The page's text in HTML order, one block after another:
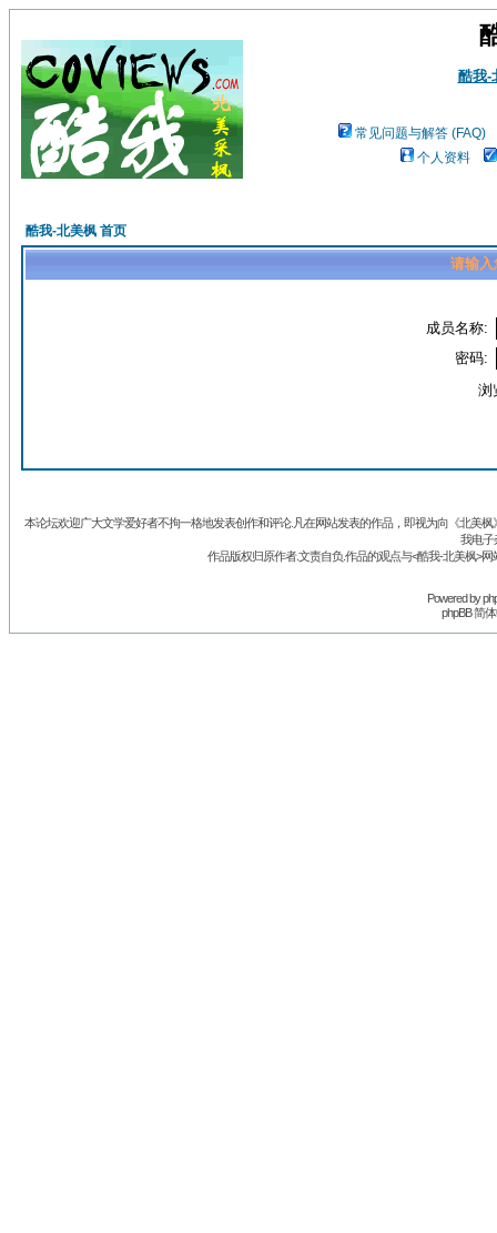
酷我-
常见问题与解答 (FAQ)
个人资料
酷我-北美枫 首页
请输入
成员名称:
密码:
浏
本论坛欢迎广大文学爱好者不拘一格地发表创作和评论.凡在网站发表的作品，即视为向《北美
我电子
作品版权归原作者.文责自负.作品的观点与<酷我-北美枫>
Powered by
phpBB 简